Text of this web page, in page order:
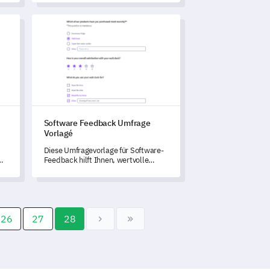
Stimmungsgestöörige freigä.
VorlageSoftware Feedback Umfrage Vorlagé
Software Feedback Umfrage
Vorlagé
Diese Umfragevorlage für Software-
Feedback hilft Ihnen, wertvolle
kontinuierliche Verbesserungen
26 27 28